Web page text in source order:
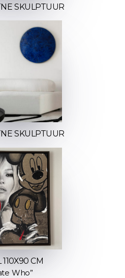
SKULPTUUR
SKULPTUUR
110X90 CM
Who”